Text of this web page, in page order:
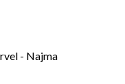
- Najma